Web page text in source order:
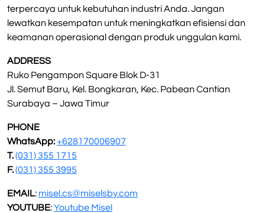
terpercaya untuk kebutuhan industri Anda. Jangan
lewatkan kesempatan untuk meningkatkan efisiensi dan
keamanan operasional dengan produk unggulan kami.
ADDRESS
Ruko Pengampon Square Blok D-31
Jl. Semut Baru, Kel. Bongkaran, Kec. Pabean Cantian
Surabaya – Jawa Timur
PHONE
WhatsApp:+628170006907
T.(031) 355 1715
F.(031) 355 3995
EMAIL: misel.cs@miselsby.com
YOUTUBE:Youtube Misel